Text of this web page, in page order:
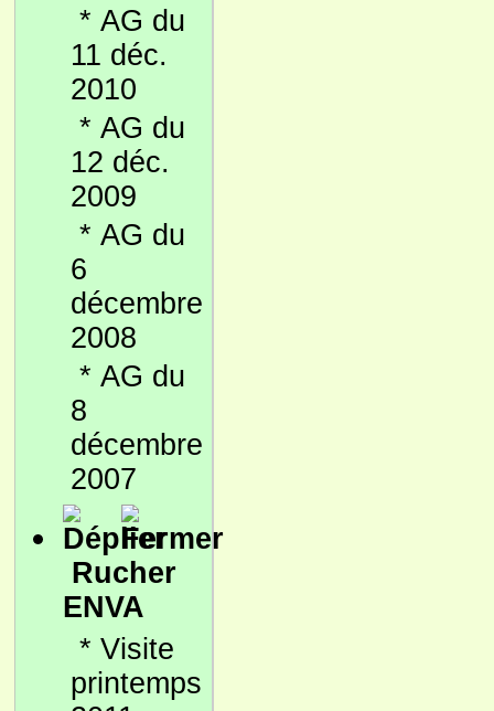
* AG du
11 déc.
2010
* AG du
12 déc.
2009
* AG du
6
décembre
2008
* AG du
8
décembre
2007
Rucher
ENVA
* Visite
printemps